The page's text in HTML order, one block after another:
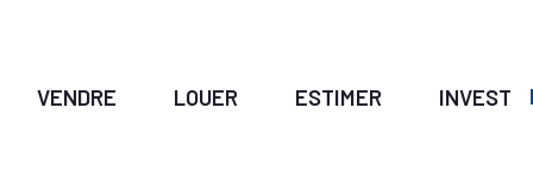
VENDRE LOUER ESTIMER INVESTIR